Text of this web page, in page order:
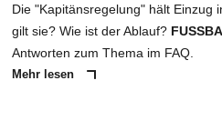
Die "Kapitänsregelung" hält Einzug
gilt sie? Wie ist der Ablauf?
Antworten zum Thema im FAQ.
Mehr lesen